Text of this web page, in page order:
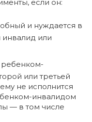
если он:
и нуждается в
или
ребенком-
или третьей
не исполнится
инвалидом
— в том числе